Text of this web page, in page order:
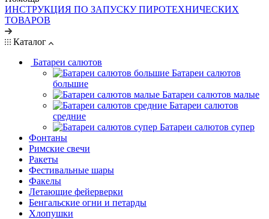
ИНСТРУКЦИЯ ПО ЗАПУСКУ ПИРОТЕХНИЧЕСКИХ
ТОВАРОВ
Каталог
Батареи салютов
Батареи салютов
большие
Батареи салютов малые
Батареи салютов
средние
Батареи салютов супер
Фонтаны
Римские свечи
Ракеты
Фестивальные шары
Факелы
Летающие фейерверки
Бенгальские огни и петарды
Хлопушки